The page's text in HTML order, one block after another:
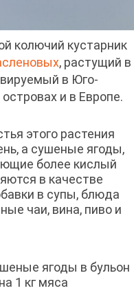
колючий кустарник
, растущий в
в Юго-
и в Европе.
этого растения
а сушеные ягоды,
более кислый
в качестве
в супы, блюда
чаи, вина, пиво и
ягоды в бульон
1 кг мяса